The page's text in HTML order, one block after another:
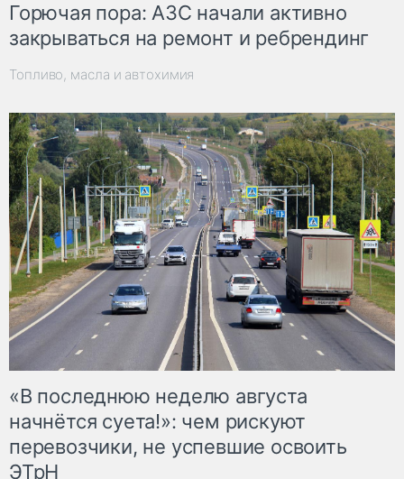
Горючая пора: АЗС начали активно
закрываться на ремонт и ребрендинг
Топливо, масла и автохимия
«В последнюю неделю августа
начнётся суета!»: чем рискуют
перевозчики, не успевшие освоить
ЭТрН